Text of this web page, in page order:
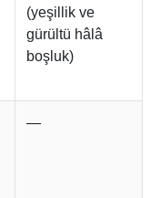
(yeşillik ve
gürültü hâlâ
boşluk)
—